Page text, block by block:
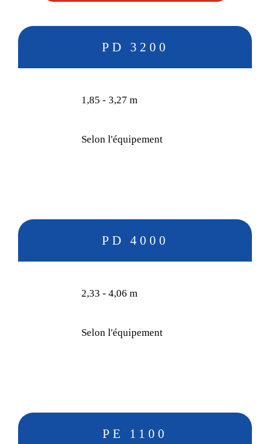
PD 3200
1,85 - 3,27 m
Selon l'équipement
PD 4000
2,33 - 4,06 m
Selon l'équipement
PE 1100